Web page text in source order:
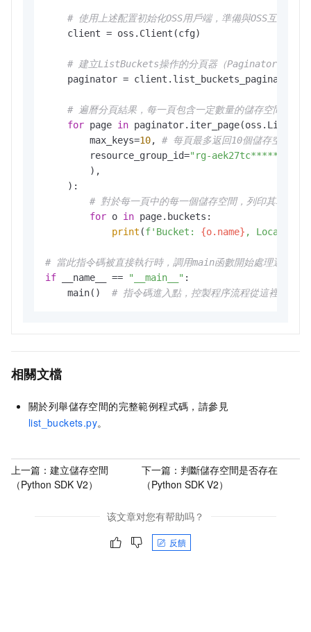
# 使用上述配置初始化OSS用戶端，準備與OSS互動
    client = oss.Client(cfg)
# 建立ListBuckets操作的分頁器（Paginator），以
    paginator = client.list_buckets_paginator()
# 遍曆分頁結果，每一頁包含一定數量的儲存空間
for page in
        max_keys=
10, # 每頁最多返回10個儲存空間
        resource_group_id=
"rg-aek27tc********"
        ),
    ):
# 對於每一頁中的每一個儲存空間，列印其名稱、
for o in page.buckets:
print (f'Bucket: {o.name} , Location:
# 當此指令碼被直接執行時，調用main函數開始處理邏輯
if __name__ == "__main__" :
    main()
# 指令碼進入點，控製程序流程從這裡開始
相關文檔
關於列舉儲存空間的完整範例程式碼，請參見
list_buckets.py。
上一篇： 建立儲存空間
（Python SDK V2）
下一篇： 判斷儲存空間是否存在
（Python SDK V2）
该文章对您有帮助吗？
反饋